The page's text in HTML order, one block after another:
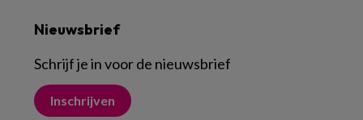
Nieuwsbrief
Schrijf je in voor de nieuwsbrief
Inschrijven